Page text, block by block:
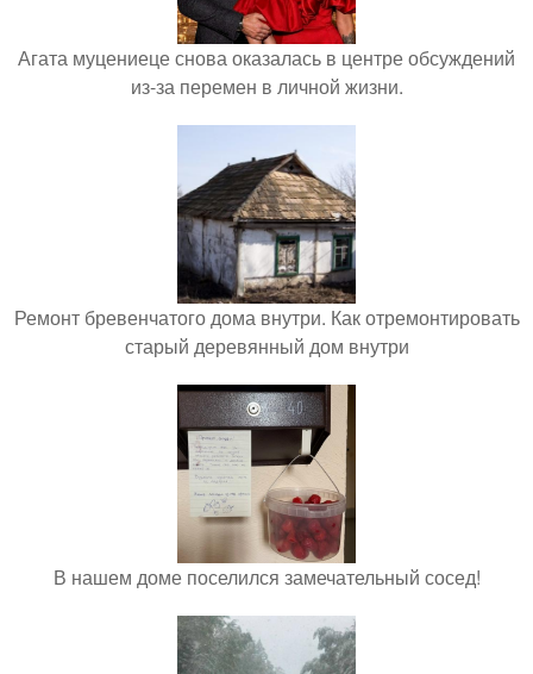
Агата муцениеце снова оказалась в центре обсуждений
из-за перемен в личной жизни.
Ремонт бревенчатого дома внутри. Как отремонтировать
старый деревянный дом внутри
В нашем доме поселился замечательный сосед!